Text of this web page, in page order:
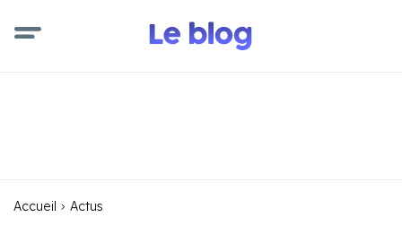
Accueil Actus